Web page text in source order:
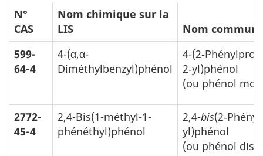
N°
CAS
Nom chimique sur la
LIS
Nom commun
599-
64-4
4-(α,α-
Diméthylbenzyl)phénol
4-
2‑yl)phénol
(ou phénol
2772-
45-4
2,4-Bis(1-méthyl-1-
phénéthyl)phénol
2,4-bis
yl)phénol
(ou phénol